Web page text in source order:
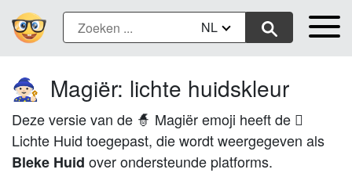
NL
🧙🏻 Magiër: lichte huidskleur
Deze versie van de 🧙 Magiër emoji heeft de 🏻
Lichte Huid toegepast, die wordt weergegeven als
Bleke Huid over ondersteunde platforms.